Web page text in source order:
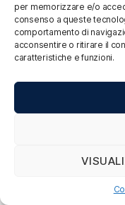
per memorizzare e/o
consenso a queste
comportamento di
acconsentire o ritirare il
caratteristiche e funzioni.